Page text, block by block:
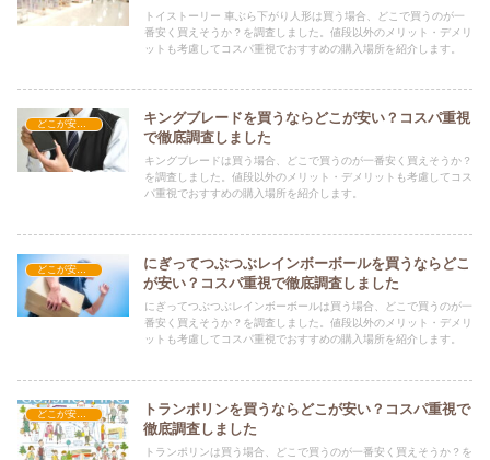
トイストーリー 車ぶら下がり人形は買う場合、どこで買うのが一
番安く買えそうか？を調査しました。値段以外のメリット・デメリ
ットも考慮してコスパ重視でおすすめの購入場所を紹介します。
キングブレードを買うならどこが安い？コスパ重視
で徹底調査しました
キングブレードは買う場合、どこで買うのが一番安く買えそうか？
を調査しました。値段以外のメリット・デメリットも考慮してコス
パ重視でおすすめの購入場所を紹介します。
にぎってつぶつぶレインボーボールを買うならどこ
が安い？コスパ重視で徹底調査しました
にぎってつぶつぶレインボーボールは買う場合、どこで買うのが一
番安く買えそうか？を調査しました。値段以外のメリット・デメリ
ットも考慮してコスパ重視でおすすめの購入場所を紹介します。
どこが安い？-玩具・ホビー
トランポリンを買うならどこが安い？コスパ重視で
徹底調査しました
トランポリンは買う場合、どこで買うのが一番安く買えそうか？を